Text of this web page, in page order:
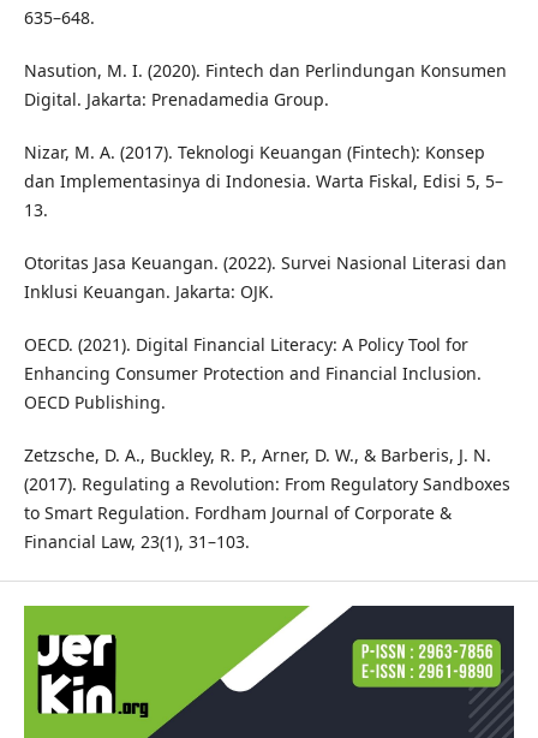
635–648.
Nasution, M. I. (2020). Fintech dan Perlindungan Konsumen
Digital. Jakarta: Prenadamedia Group.
Nizar, M. A. (2017). Teknologi Keuangan (Fintech): Konsep
dan Implementasinya di Indonesia. Warta Fiskal, Edisi 5, 5–
13.
Otoritas Jasa Keuangan. (2022). Survei Nasional Literasi dan
Inklusi Keuangan. Jakarta: OJK.
OECD. (2021). Digital Financial Literacy: A Policy Tool for
Enhancing Consumer Protection and Financial Inclusion.
OECD Publishing.
Zetzsche, D. A., Buckley, R. P., Arner, D. W., & Barberis, J. N.
(2017). Regulating a Revolution: From Regulatory Sandboxes
to Smart Regulation. Fordham Journal of Corporate &
Financial Law, 23(1), 31–103.